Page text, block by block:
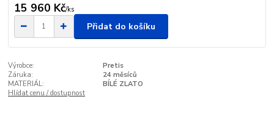
15 960 Kč/ks
Přidat do košíku
Výrobce:
Pretis
Záruka:
24 měsíců
MATERIÁL:
BÍLÉ ZLATO
Hlídat cenu / dostupnost